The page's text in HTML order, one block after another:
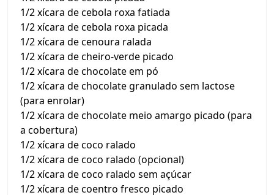
1/2 xícara de cebola roxa fatiada
1/2 xícara de cebola roxa picada
1/2 xícara de cenoura ralada
1/2 xícara de cheiro-verde picado
1/2 xícara de chocolate em pó
1/2 xícara de chocolate granulado sem lactose
(para enrolar)
1/2 xícara de chocolate meio amargo picado (para
a cobertura)
1/2 xícara de coco ralado
1/2 xícara de coco ralado (opcional)
1/2 xícara de coco ralado sem açúcar
1/2 xícara de coentro fresco picado